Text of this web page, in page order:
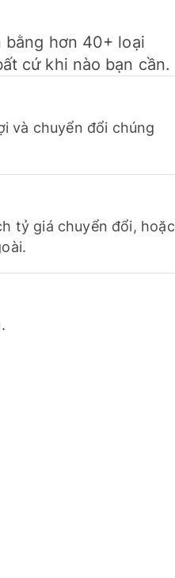
hơn 40+ loại
cứ khi nào bạn cần.
và chuyển đổi chúng
tỷ giá chuyển đổi, hoặc